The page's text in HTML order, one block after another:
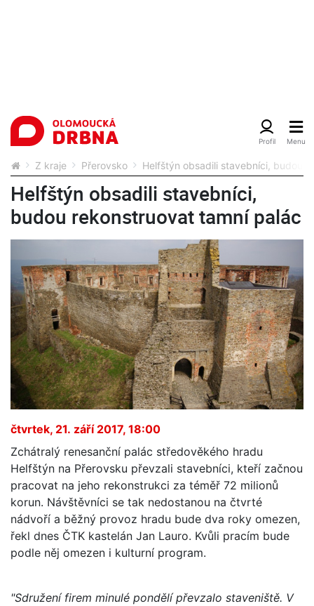
Z kraje Přerovsko Helfštýn obsadili stavebníci, budou
Helfštýn obsadili stavebníci,
budou rekonstruovat tamní palác
čtvrtek, 21. září 2017, 18:00
Zchátralý renesanční palác středověkého hradu
Helfštýn na Přerovsku převzali stavebníci, kteří začnou
pracovat na jeho rekonstrukci za téměř 72 milionů
korun. Návštěvníci se tak nedostanou na čtvrté
nádvoří a běžný provoz hradu bude dva roky omezen,
řekl dnes ČTK kastelán Jan Lauro. Kvůli pracím bude
podle něj omezen i kulturní program.
"Sdružení firem minulé pondělí převzalo staveniště. V